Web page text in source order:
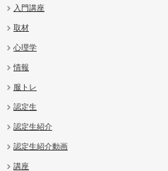
入門講座
取材
心理学
情報
服トレ
認定生
認定生紹介
認定生紹介動画
講座